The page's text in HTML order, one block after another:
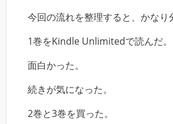
今回の流れを整理すると、かなり
1巻をKindle Unlimitedで読んだ。
面白かった。
続きが気になった。
2巻と3巻を買った。